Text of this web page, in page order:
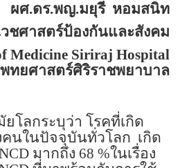
ผศ.ดร.พญ.มยุรี หอมสนิท
ชศาสตร์ป้องกันและสังคม
Medicine Siriraj Hospital
ทยศาสตร์ศิริราชพยาบาล
กระบุว่า โรคที่เกิด
นในปัจจุบันทั่วโลก เกิด
มากถึง 68 %ในเรื่อง